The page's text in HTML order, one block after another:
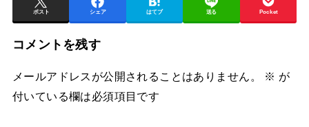
ポスト シェア はてブ 送る Pocket
コメントを残す
メールアドレスが公開されることはありません。 ※ が
付いている欄は必須項目です